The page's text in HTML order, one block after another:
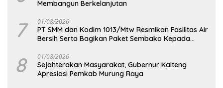
Membangun Berkelanjutan
7 01/08/2026
PT SMM dan Kodim 1013/Mtw Resmikan Fasilitas Air
Bersih Serta Bagikan Paket Sembako Kepada
8 01/08/2026
Sejahterakan Masyarakat, Gubernur Kalteng
Apresiasi Pemkab Murung Raya